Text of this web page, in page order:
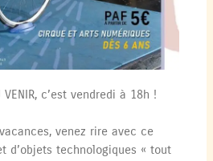
VENIR, c’est vendredi à 18h !
venez rire avec ce
d’objets technologiques « tout